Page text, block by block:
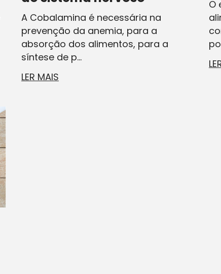
A Cobalamina é necessária na
prevenção da anemia, para a
absorção dos alimentos, para a
síntese de p...
LER MAIS
O